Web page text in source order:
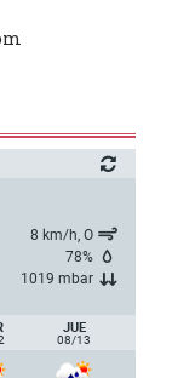
8 km/h, O
78%
1019 mbar
JUE
08/13